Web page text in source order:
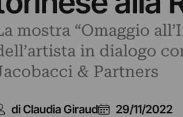
mostra “Omaggio
in dialogo
& Partners
di Claudia Giraud 29/11/2022